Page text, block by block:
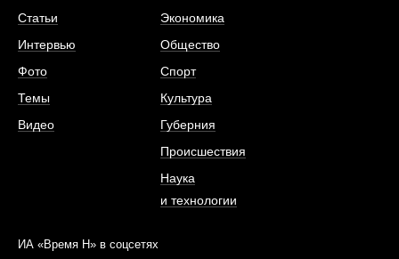
Статьи
Интервью
Фото
Темы
Видео
Экономика
Общество
Спорт
Культура
Губерния
Происшествия
Наука
и технологии
ИА «Время Н» в соцсетях